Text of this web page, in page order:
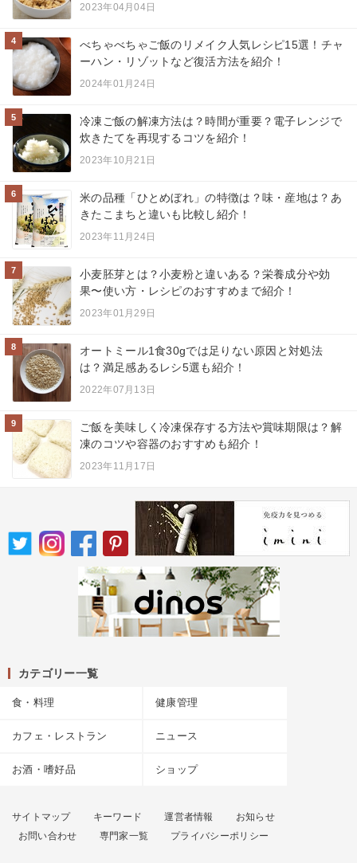
2023年04月04日
4
べちゃべちゃご飯のリメイク人気レシピ15選！チャ
ーハン・リゾットなど復活方法を紹介！
2024年01月24日
5
冷凍ご飯の解凍方法は？時間が重要？電子レンジで
炊きたてを再現するコツを紹介！
2023年10月21日
6
米の品種「ひとめぼれ」の特徴は？味・産地は？あ
きたこまちと違いも比較し紹介！
2023年11月24日
7
小麦胚芽とは？小麦粉と違いある？栄養成分や効
果〜使い方・レシピのおすすめまで紹介！
2023年01月29日
8
オートミール1食30gでは足りない原因と対処法
は？満足感あるレシ5選も紹介！
2022年07月13日
9
ご飯を美味しく冷凍保存する方法や賞味期限は？解
凍のコツや容器のおすすめも紹介！
2023年11月17日
カテゴリー一覧
食・料理 健康管理
カフェ・レストラン ニュース
お酒・嗜好品 ショップ
サイトマップ キーワード 運営者情報
お知らせ
お問い合わせ
専門家一覧 プライバシーポリシー